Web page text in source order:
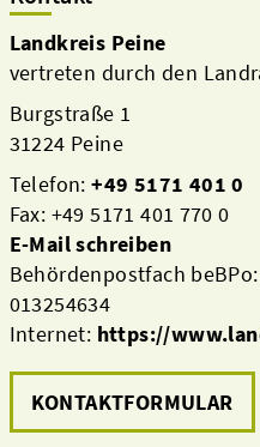
Landkreis Peine
vertreten durch den
Burgstraße 1
31224 Peine
Telefon:+49 5171 401 0
Fax: +49 5171 401 770 0
E-Mail schreiben
Behördenpostfach
013254634
Internet: https://
KONTAKTFORMULAR